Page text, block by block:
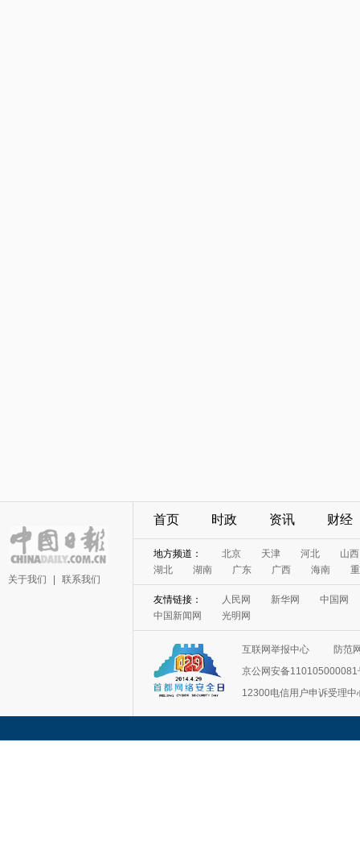
关于我们 联系我们
首页 时政 资讯 财经
地方频道： 北京 天津 河北
山西
湖北
湖南 广东 广西 海南
友情链接： 人民网 新华网
中国网
中国新闻网
光明网
互联网举报中心
防范
京公网安备110105000081
12300电信用户申诉受理中